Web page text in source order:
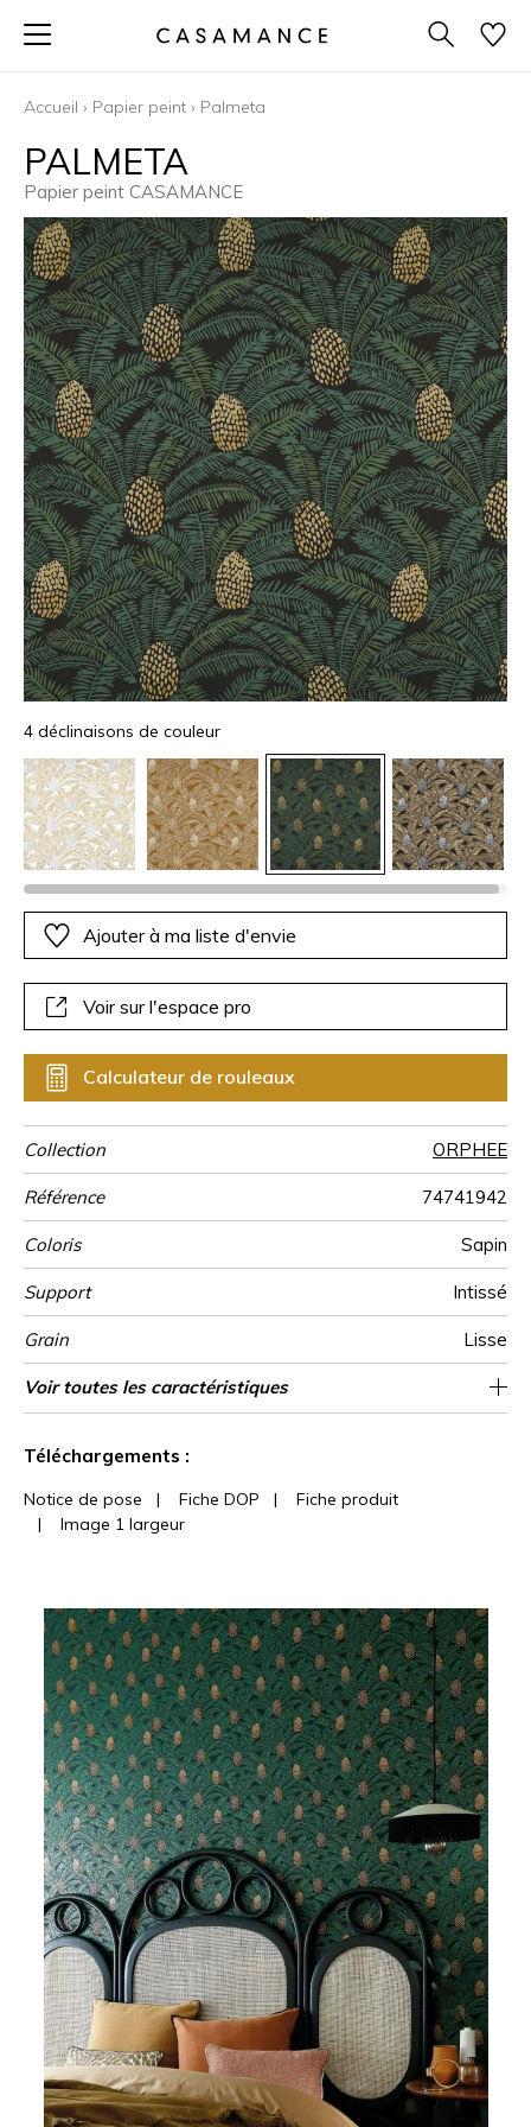
Accueil › Papier peint › Palmeta
PALMETA
Papier peint CASAMANCE
4 déclinaisons de couleur
Ajouter à ma liste d'envie
Voir sur l'espace pro
Calculateur de rouleaux
Collection ORPHEE
Référence 74741942
Coloris Sapin
Support Intissé
Grain Lisse
Largeur d’un
rouleau
70 cm / 28 inches
Longueur Vendu au rouleau de 10.05m / 11 yards
Raccord Raccord droit
Rapport
Vertical
32cm / 13 pouces
Poids g/m² 147
Description
produit
Ananas
Entretien Lavable
Pose colle Encollage du mur
Dépose Arrachage à sec
Norme COV A+
ASTME84 Class A
Norme
euroclass
B s1 d0
Pays d'origine Royaume-uni
Voir toutes les caractéristiques
Téléchargements :
Notice de pose | Fiche DOP |
Fiche produit
| Image 1 largeur